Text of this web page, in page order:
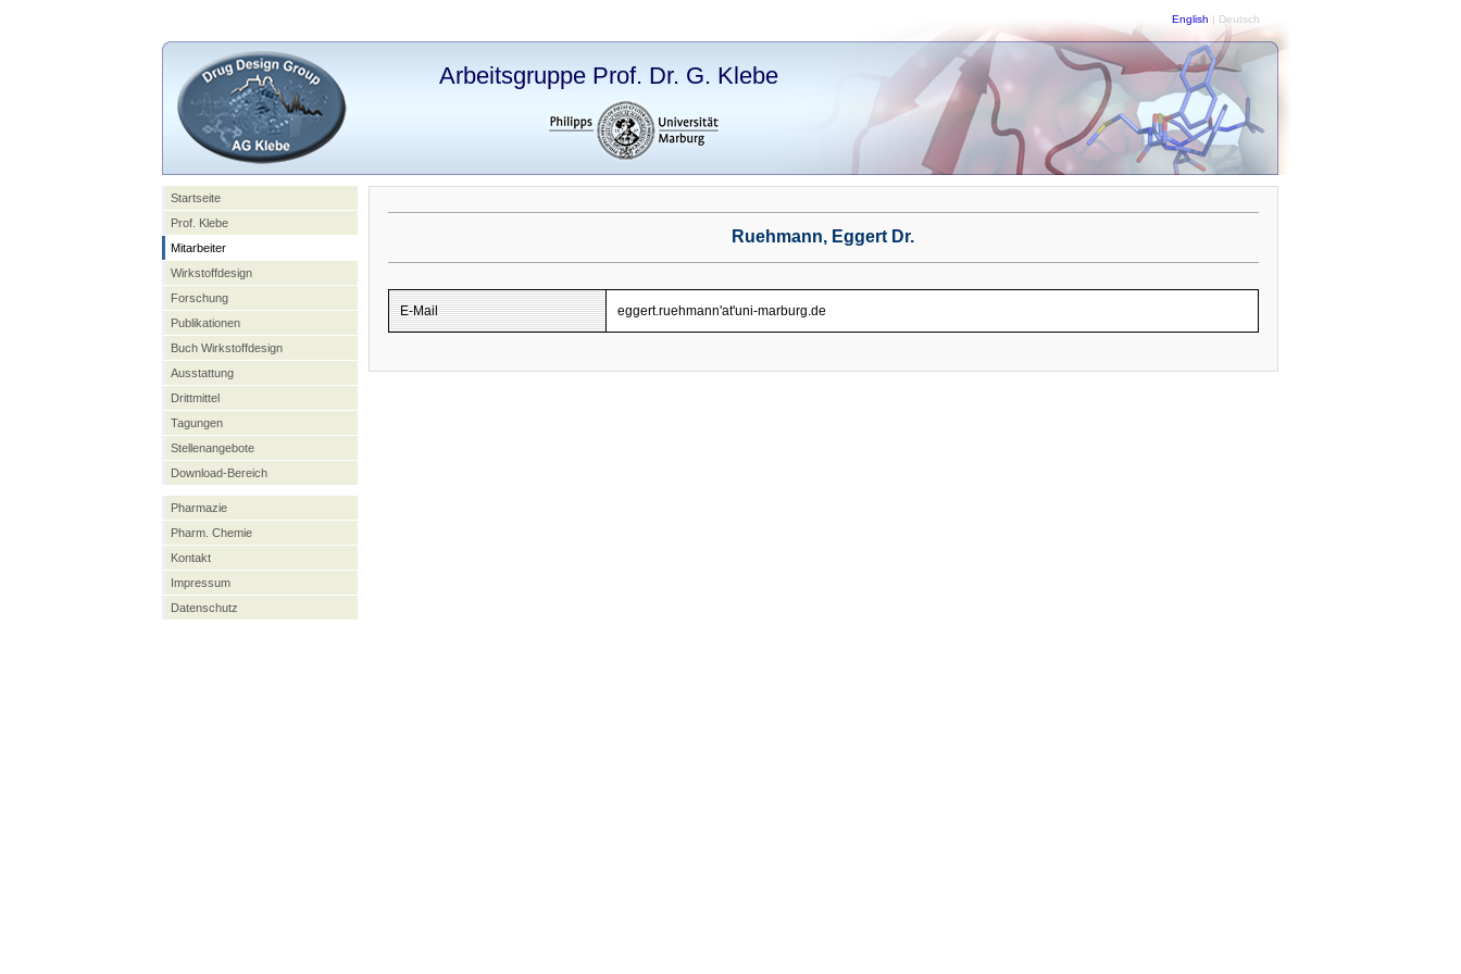
English | Deutsch
Arbeitsgruppe Prof. Dr. G. Klebe
Startseite
Prof. Klebe
Mitarbeiter
Wirkstoffdesign
Forschung
Publikationen
Buch Wirkstoffdesign
Ausstattung
Drittmittel
Tagungen
Stellenangebote
Download-Bereich
Pharmazie
Pharm. Chemie
Kontakt
Impressum
Datenschutz
Ruehmann, Eggert Dr.
E-Mail eggert.ruehmann'at'uni-marburg.de